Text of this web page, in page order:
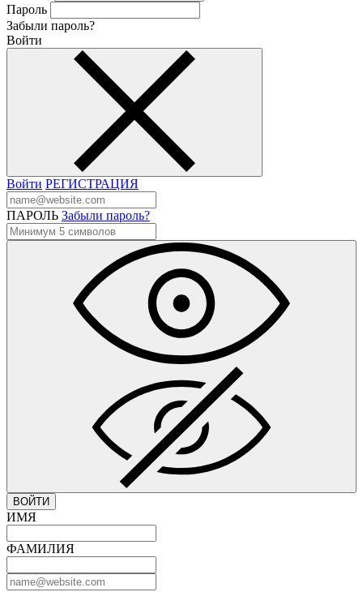
Пароль
Забыли пароль?
Войти
Войти РЕГИСТРАЦИЯ
ПАРОЛЬ Забыли пароль?
ВОЙТИ
ИМЯ
ФАМИЛИЯ